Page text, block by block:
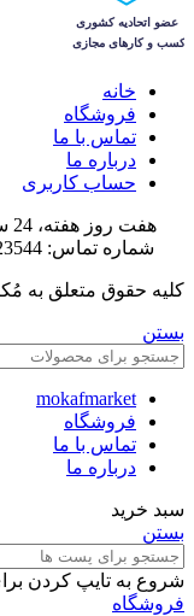
خانه
فروشگاه
تماس با ما
درباره ما
حساب کاربری
شماره تماس: 37723544-025 ایمیل:mokaf.mr@gmail.com
کلیه حقوق متعلق به
بستن
mokafmarket
فروشگاه
تماس با ما
درباره ما
سبد خرید
بستن
شروع به تایپ کردن
فروشگاه